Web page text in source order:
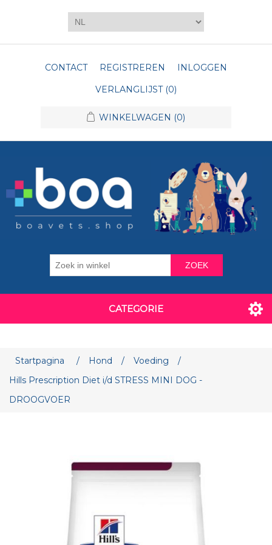
CONTACT REGISTREREN
INLOGGEN
VERLANGLIJST (0)
WINKELWAGEN (0)
ZOEK
CATEGORIE
Startpagina / Hond / Voeding
/
Hills Prescription Diet i/d STRESS MINI DOG -
DROOGVOER